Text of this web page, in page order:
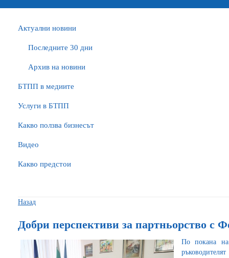
Актуални новини
Последните 30 дни
Архив на новини
БTПП в медиите
Услуги в БТПП
Какво ползва бизнесът
Видео
Какво предстои
Назад
Добри перспективи за партньорство с
По покана